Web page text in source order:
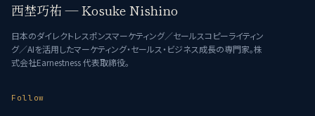
西埜巧祐 — Kosuke Nishino
日本のダイレクトレスポンスマーケティング／セールスコピーライティン
グ／AIを活用したマーケティング・セールス・ビジネス成長の専門家。株
式会社Earnestness 代表取締役。
Follow